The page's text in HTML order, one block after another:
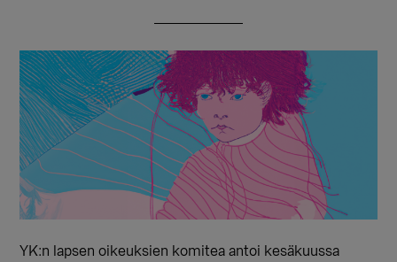
YK:n lapsen oikeuksien komitea antoi kesäkuussa